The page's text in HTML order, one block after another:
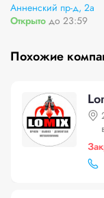
Анненский пр-д, 2а
Открыто до 23:59
Похожие